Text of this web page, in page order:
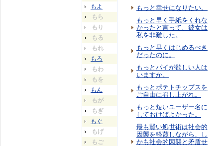
もよ
もら
もり
もる
もれ
もろ
もわ
もを
もん
もが
もぎ
もぐ
もげ
もご
もっと幸せになりたい。
もっと早く手紙をくれな
かったと言って、彼女は
私を非難した。
もっと早くはじめるべき
だったのに。
もっとパイが欲しい人は
いますか。
もっとポテトチップスを
ご自由に召し上がれ。
もっと短いユーザー名に
しておけばよかった。
最も賢い処世術は社会的
因襲を軽蔑しながら、し
かも社会的因襲と矛盾せ